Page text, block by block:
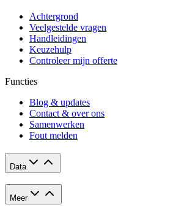
Achtergrond
Veelgestelde vragen
Handleidingen
Keuzehulp
Controleer mijn offerte
Functies
Blog & updates
Contact & over ons
Samenwerken
Fout melden
Data
Meer